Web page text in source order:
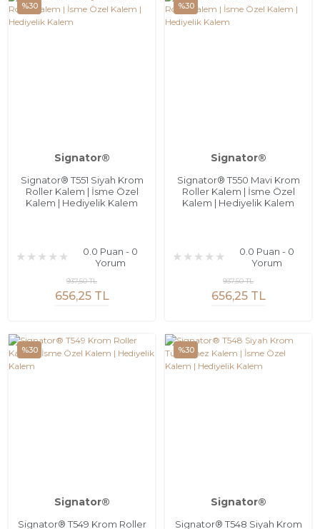
%30
Signator®
Signator® T551 Siyah Krom
Roller Kalem | İsme Özel
Kalem | Hediyelik Kalem
0.0 Puan - 0
Yorum
656,25 TL
937,50 TL
%30
Signator®
Signator® T550 Mavi Krom
Roller Kalem | İsme Özel
Kalem | Hediyelik Kalem
0.0 Puan - 0
Yorum
656,25 TL
937,50 TL
%30
Signator®
Signator® T549 Krom Roller
%30
Signator®
Signator® T548 Siyah Krom